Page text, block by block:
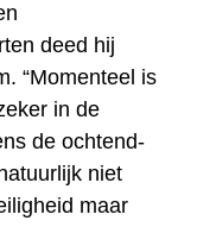
deed hij
“Momenteel is
in de
de ochtend-
niet
maar